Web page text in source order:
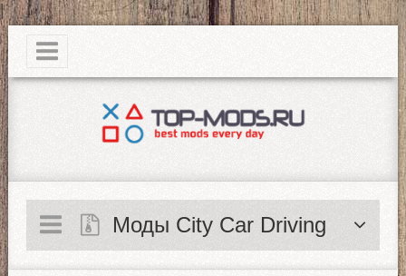
|
Моды City Car Driving